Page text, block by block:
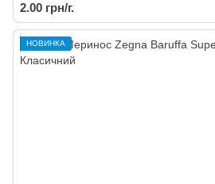
2.00 грн/г.
НОВИНКА